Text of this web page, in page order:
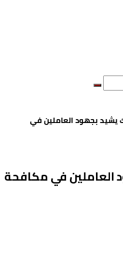
يشيد بجهود العاملين في
العاملين في مكافحة